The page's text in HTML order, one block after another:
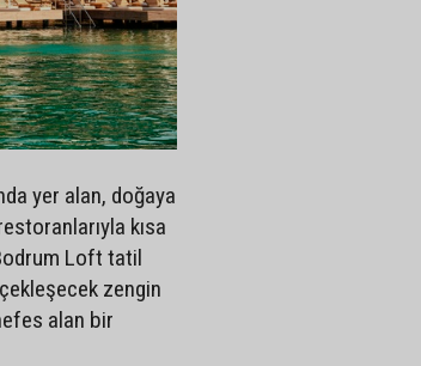
yer alan, doğaya
kısa
Loft tatil
zengin
alan bir